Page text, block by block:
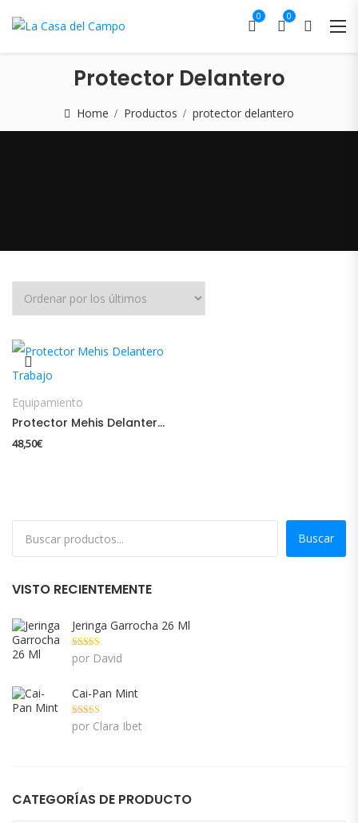
0 0
Protector Delantero
Home Productos protector delantero
Equipamiento
Protector Mehis Delantero Trabajo
48,50€
Buscar
VISTO RECIENTEMENTE
Jeringa Garrocha 26 Ml
Valorado con
5 de 5
por David
Cai-Pan Mint
Valorado con
5 de 5
por Clara Ibet
CATEGORÍAS DE PRODUCTO